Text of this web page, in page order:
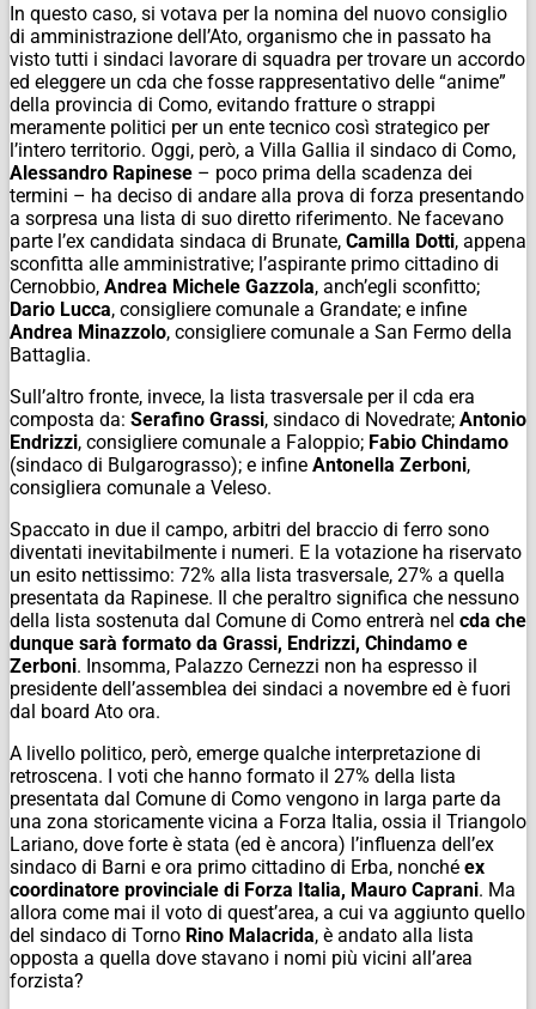
In questo caso, si votava per la nomina del nuovo consiglio
di amministrazione dell’Ato, organismo che in passato ha
visto tutti i sindaci lavorare di squadra per trovare un accordo
ed eleggere un cda che fosse rappresentativo delle “anime”
della provincia di Como, evitando fratture o strappi
meramente politici per un ente tecnico così strategico per
l’intero territorio. Oggi, però, a Villa Gallia il sindaco di Como,
Alessandro Rapinese – poco prima della scadenza dei
termini – ha deciso di andare alla prova di forza presentando
a sorpresa una lista di suo diretto riferimento. Ne facevano
parte l’ex candidata sindaca di Brunate, Camilla Dotti, appena
sconfitta alle amministrative; l’aspirante primo cittadino di
Cernobbio, Andrea Michele Gazzola, anch’egli sconfitto;
Dario Lucca, consigliere comunale a Grandate; e infine
Andrea Minazzolo, consigliere comunale a San Fermo della
Battaglia.
Sull’altro fronte, invece, la lista trasversale per il cda era
composta da: Serafino Grassi, sindaco di Novedrate; Antonio
Endrizzi, consigliere comunale a Faloppio; Fabio Chindamo
(sindaco di Bulgarograsso); e infine Antonella Zerboni,
consigliera comunale a Veleso.
Spaccato in due il campo, arbitri del braccio di ferro sono
diventati inevitabilmente i numeri. E la votazione ha riservato
un esito nettissimo: 72% alla lista trasversale, 27% a quella
presentata da Rapinese. Il che peraltro significa che nessuno
della lista sostenuta dal Comune di Como entrerà nel cda che
dunque sarà formato da Grassi, Endrizzi, Chindamo e
Zerboni. Insomma, Palazzo Cernezzi non ha espresso il
presidente dell’assemblea dei sindaci a novembre ed è fuori
dal board Ato ora.
A livello politico, però, emerge qualche interpretazione di
retroscena. I voti che hanno formato il 27% della lista
presentata dal Comune di Como vengono in larga parte da
una zona storicamente vicina a Forza Italia, ossia il Triangolo
Lariano, dove forte è stata (ed è ancora) l’influenza dell’ex
sindaco di Barni e ora primo cittadino di Erba, nonché ex
coordinatore provinciale di Forza Italia, Mauro Caprani. Ma
allora come mai il voto di quest’area, a cui va aggiunto quello
del sindaco di Torno Rino Malacrida, è andato alla lista
opposta a quella dove stavano i nomi più vicini all’area
forzista?